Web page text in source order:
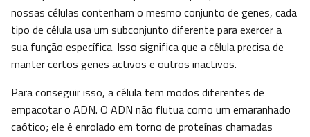
nossas células contenham o mesmo conjunto de genes, cada
tipo de célula usa um subconjunto diferente para exercer a
sua função específica. Isso significa que a célula precisa de
manter certos genes activos e outros inactivos.
Para conseguir isso, a célula tem modos diferentes de
empacotar o ADN. O ADN não flutua como um emaranhado
caótico; ele é enrolado em torno de proteínas chamadas